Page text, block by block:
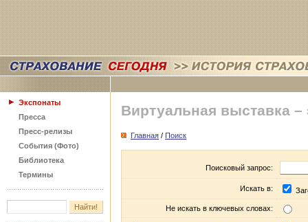
Экспонаты
Пресса
Пресс-релизы
События (Фото)
Библиотека
Термины
Виртуальная выставка –
Главная / Поиск
Поисковый запрос:
Искать в:
Не искать в ключевых словах: